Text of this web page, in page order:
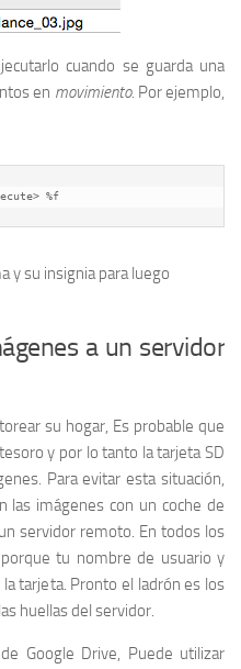
cuando se guarda una
en movimiento. Por ejemplo,
%f
y su insignia para luego
a un servidor
su hogar, Es probable que
y por lo tanto la tarjeta SD
Para evitar esta situación,
las imágenes con un coche de
servidor remoto. En todos los
tu nombre de usuario y
tarjeta. Pronto el ladrón es los
huellas del servidor.
Google Drive, Puede utilizar